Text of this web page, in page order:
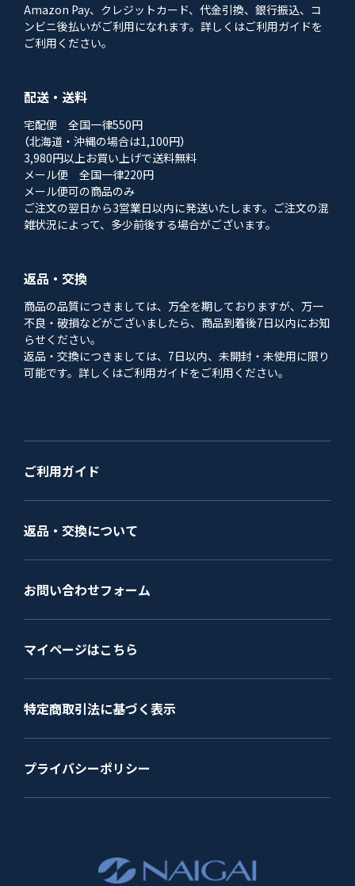
Amazon Pay、クレジットカード、代金引換、銀行振込、コ
ンビニ後払いがご利用になれます。詳しくはご利用ガイドを
ご利用ください。
配送・送料
宅配便 全国一律550円
（北海道・沖縄の場合は1,100円）
3,980円以上お買い上げで送料無料
メール便 全国一律220円
メール便可の商品のみ
ご注文の翌日から3営業日以内に発送いたします。ご注文の混
雑状況によって、多少前後する場合がございます。
返品・交換
商品の品質につきましては、万全を期しておりますが、万一
不良・破損などがございましたら、商品到着後7日以内にお知
らせください。
返品・交換につきましては、7日以内、未開封・未使用に限り
可能です。詳しくはご利用ガイドをご利用ください。
ご利用ガイド
返品・交換について
お問い合わせフォーム
マイページはこちら
特定商取引法に基づく表示
プライバシーポリシー